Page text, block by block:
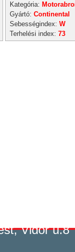
Kategória:
Gyártó: Continental
Sebességindex: W
Terhelési index: 73
Vidor u.8